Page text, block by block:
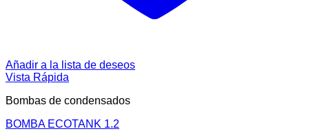
Añadir a la lista de deseos
Vista Rápida
Bombas de condensados
BOMBA ECOTANK 1.2